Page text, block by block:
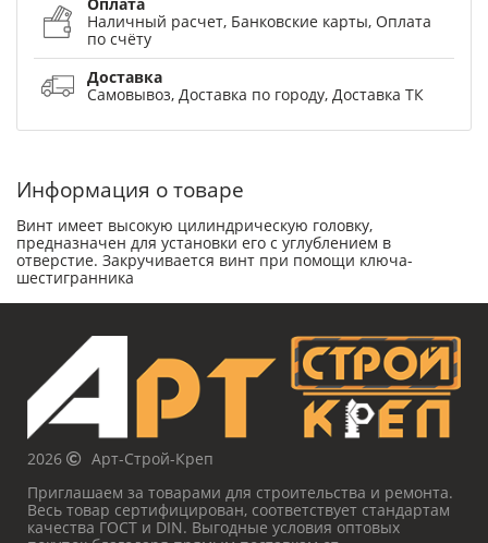
Наличный расчет, Банковские карты, Оплата
по счёту
Доставка
Самовывоз, Доставка по городу, Доставка ТК
Информация о товаре
Винт имеет высокую цилиндрическую головку,
предназначен для установки его с углублением в
отверстие. Закручивается винт при помощи ключа-
шестигранника
2026
Арт-Строй-Креп
Приглашаем за товарами для строительства и ремонта.
Весь товар сертифицирован, соответствует стандартам
качества ГОСТ и DIN. Выгодные условия оптовых